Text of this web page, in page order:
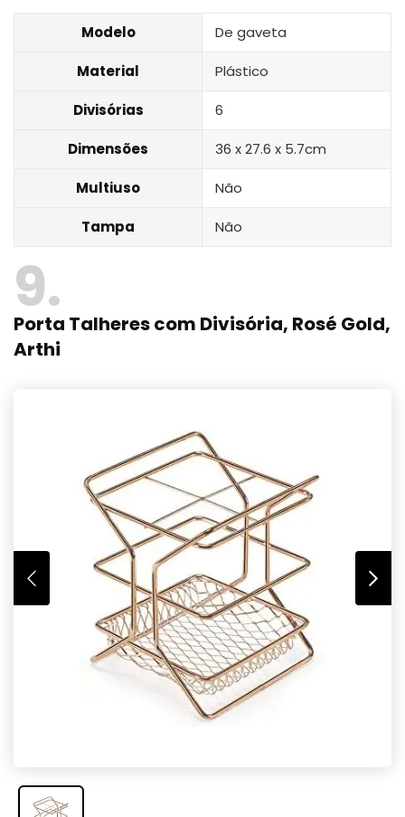
Modelo De gaveta
Material Plástico
Divisórias 6
Dimensões 36 x 27.6 x 5.7cm
Multiuso Não
Tampa Não
9
Porta Talheres com Divisória, Rosé Gold,
Arthi